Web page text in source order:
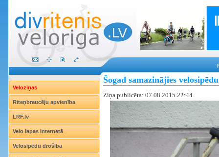
Veloziņas
Riteņbraucēju apvienība
LRF.lv
Velo lapas internetā
Velosipēdu drošība
Šogad samazinājies
Ziņa publicēta: 07.08.2015 22:44